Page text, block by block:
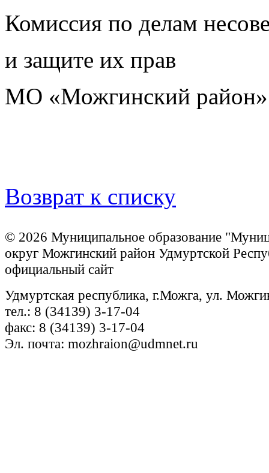
Комиссия по делам
и защите их прав
МО «Можгинский район»
Возврат к списку
© 2026 Муниципальное образование
округ Можгинский район Удмуртской
официальный сайт
Удмуртская республика, г.Можга, ул.
тел.: 8 (34139) 3-17-04
факс: 8 (34139) 3-17-04
Эл. почта: mozhraion@udmnet.ru